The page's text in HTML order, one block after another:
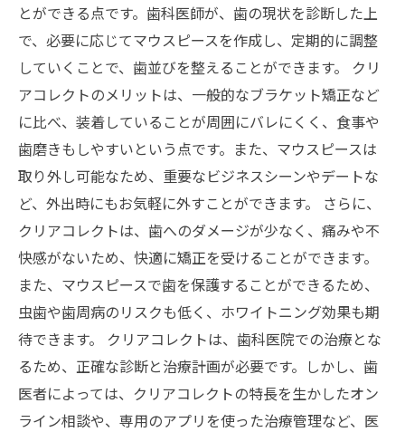
とができる点です。歯科医師が、歯の現状を診断した上
で、必要に応じてマウスピースを作成し、定期的に調整
していくことで、歯並びを整えることができます。 クリ
アコレクトのメリットは、一般的なブラケット矯正など
に比べ、装着していることが周囲にバレにくく、食事や
歯磨きもしやすいという点です。また、マウスピースは
取り外し可能なため、重要なビジネスシーンやデートな
ど、外出時にもお気軽に外すことができます。 さらに、
クリアコレクトは、歯へのダメージが少なく、痛みや不
快感がないため、快適に矯正を受けることができます。
また、マウスピースで歯を保護することができるため、
虫歯や歯周病のリスクも低く、ホワイトニング効果も期
待できます。 クリアコレクトは、歯科医院での治療とな
るため、正確な診断と治療計画が必要です。しかし、歯
医者によっては、クリアコレクトの特長を生かしたオン
ライン相談や、専用のアプリを使った治療管理など、医